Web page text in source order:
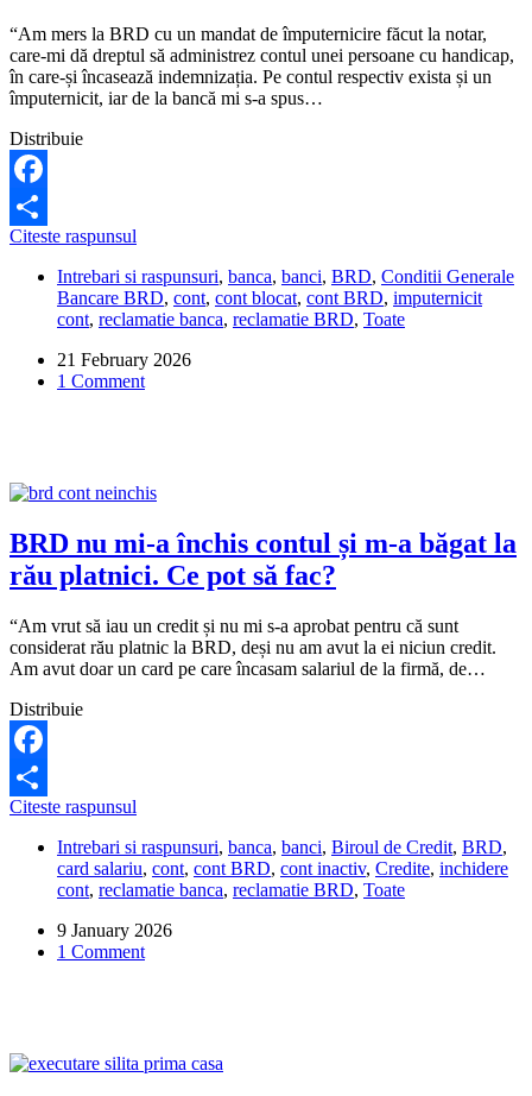
“Am mers la BRD cu un mandat de împuternicire făcut la notar,
care-mi dă dreptul să administrez contul unei persoane cu handicap,
în care-și încasează indemnizația. Pe contul respectiv exista și un
împuternicit, iar de la bancă mi s-a spus…
Distribuie
Facebook
Share
Citeste raspunsul
permis
împuternicitului
să
banii
din
Ce
să
fac?
Intrebari si raspunsuri, banca, banci, BRD, Conditii Generale
Bancare BRD, cont, cont blocat, cont BRD, imputernicit
cont, reclamatie banca, reclamatie BRD, Toate
21 February 2026
1 Comment
BRD nu mi-a închis contul și m-a băgat la
rău platnici. Ce pot să fac?
“Am vrut să iau un credit și nu mi s-a aprobat pentru că sunt
considerat rău platnic la BRD, deși nu am avut la ei niciun credit.
Am avut doar un card pe care încasam salariul de la firmă, de…
Distribuie
Facebook
Share
Citeste raspunsul
mi-
a
închis
și
m-
platnici.
Intrebari si raspunsuri, banca, banci, Biroul de Credit, BRD,
card salariu, cont, cont BRD, cont inactiv, Credite, inchidere
cont, reclamatie banca, reclamatie BRD, Toate
9 January 2026
1 Comment